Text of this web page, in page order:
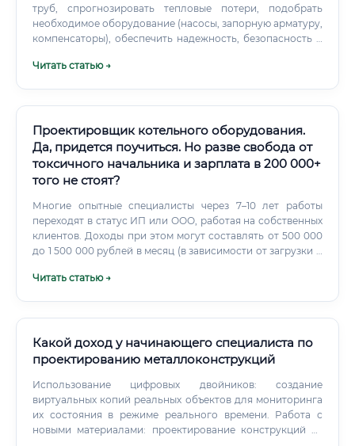
труб, спрогнозировать тепловые потери, подобрать
необходимое оборудование (насосы, запорную арматуру,
компенсаторы), обеспечить надежность, безопасность и
десятилетия вперед. Фактически, он создает
проектировщика тепловых сетей обширен и охватывает
весь жизненный цикл проекта.
Читать статью →
Проектировщик котельного оборудования.
Да, придется поучиться. Но разве свобода от
токсичного начальника и зарплата в 200 000+
того не стоят?
Многие опытные специалисты через 7–10 лет работы
переходят в статус ИП или ООО, работая на собственных
клиентов. Доходы при этом могут составлять от 500 000
до 1 500 000 рублей в месяц (в зависимости от загрузки и
Читать статью →
Какой доход у начинающего специалиста по
проектированию металлоконструкций
Использование цифровых двойников: создание
виртуальных копий реальных объектов для мониторинга
их состояния в режиме реального времени. Работа с
новыми материалами: проектирование конструкций из